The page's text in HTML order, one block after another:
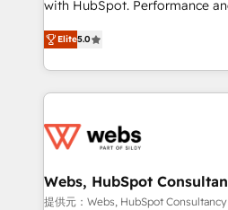
Execution • 750+ onboardings
implementations • Deep
with HubSpot. Performance
BBD Boom is the HubSpot
to HubSpot Better. We work
solve all your HubSpot
adoption, sales process and
the first time 🔧 Designing and
and build using HubSpot 🔌
with other systems 🎓 Training
Elite5.0
Webs, HubSpot
提供元：Webs, HubSpot